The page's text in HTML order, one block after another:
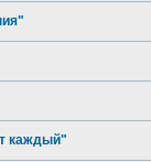
каждый"